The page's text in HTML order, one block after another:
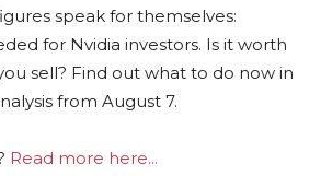
speak for themselves:
for Nvidia investors. Is it worth
sell? Find out what to do now in
from August 7.
Read more here...